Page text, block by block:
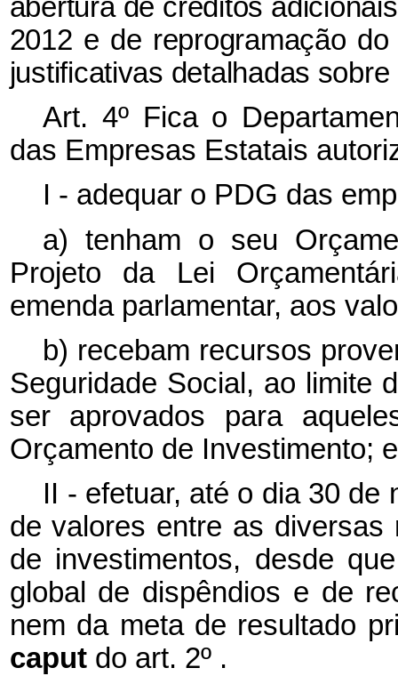
abertura de créditos
2012 e de reprogramação
justificativas detalhadas
Art. 4º Fica o
das Empresas Estatais
I - adequar o PDG das
a) tenham o seu
Projeto da Lei
emenda parlamentar, aos
b) recebam recursos
Seguridade Social, ao limite
ser aprovados para
Orçamento de Investimento; e
II - efetuar, até o dia 30 de
de valores entre as
de investimentos, desde
global de dispêndios e de
nem da meta de resultado
caput do art. 2º .